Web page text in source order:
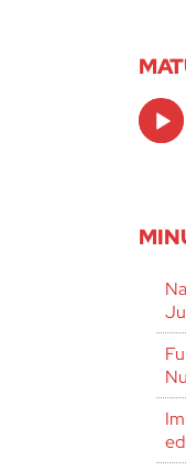
Audio
Player